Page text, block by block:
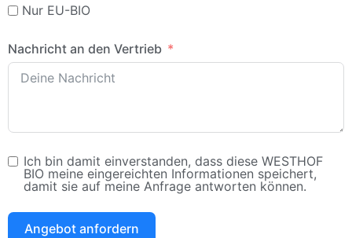
Nur EU-BIO
Nachricht an den Vertrieb
Ich bin damit einverstanden, dass diese WESTHOF
BIO meine eingereichten Informationen speichert,
damit sie auf meine Anfrage antworten können.
Angebot anfordern